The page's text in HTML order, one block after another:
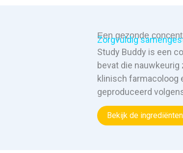
Een gezonde
Zorgvuldig
Study Buddy is een
bevat die
klinisch farmacoloog
geproduceerd
Bekijk de ingrediënten